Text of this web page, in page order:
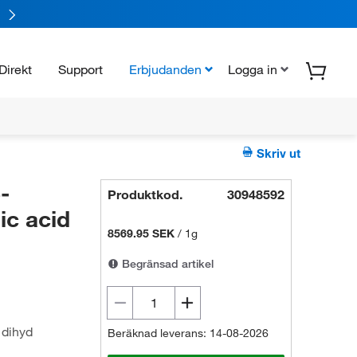
Support Erbjudanden Logga in
Skriv ut
acid
Produktkod. 30948592
8569.95 SEK / 1g
Begränsad artikel
Beräknad leverans: 14-08-2026